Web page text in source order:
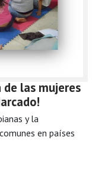
las mujeres
y la
en países